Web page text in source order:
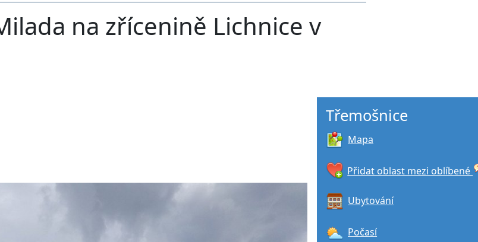
na zřícenině Lichnice v
Třemošnice
Mapa
Přidat oblast mezi oblíbené
Ubytování
Počasí